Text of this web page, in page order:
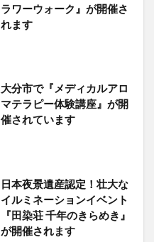
ラワーウォーク』が開催さ
れます
大分市で『メディカルアロ
マテラピー体験講座』が開
催されています
日本夜景遺産認定！壮大な
イルミネーションイベント
『田染荘 千年のきらめき』
が開催されます